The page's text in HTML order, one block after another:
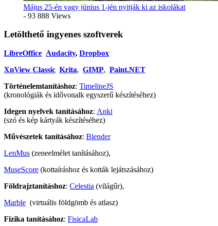
Május 25-én vagy június 1-jén nyitják ki az iskolákat
- 93 888 Views
Letölthető ingyenes szoftverek
LibreOffice Audacity, Dropbox
XnView Classic Krita, GIMP, Paint.NET
Történelemtanításhoz: TimelineJS
(kronológiák és idővonalk egyszerű készítéséhez)
Idegen nyelvek tanításához: Anki
(szó és kép kártyák készítéséhez)
Művészetek tanításához: Blender
LenMus (zeneelmélet tanításához),
MuseScore (kottaíráshoz és kották lejátszásához)
Földrajztanításhoz: Celestia (világűr),
Marble (virtuális földgömb és atlasz)
Fizika tanításához: FisicaLab